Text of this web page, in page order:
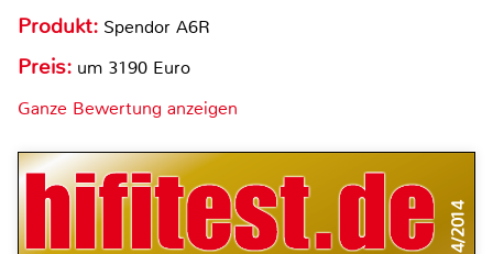
Produkt: Spendor A6R
Preis: um 3190 Euro
Ganze Bewertung anzeigen
4/2014